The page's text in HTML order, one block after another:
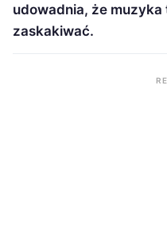
udowadnia, że
zaskakiwać.